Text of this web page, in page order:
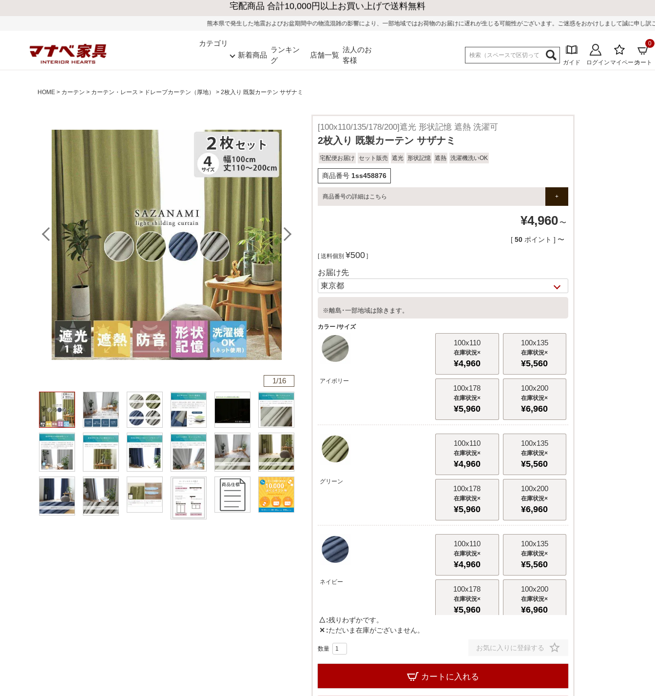
大型家具の送料・設置無料（※当社エリア）
熊本県で発生した地震およびお盆期間中の物流混雑の影響により、一部地域ではお荷物のお届けに遅れが生じる可能性がございます。ご迷惑をおかけしまして誠に申し訳ございません。
カテゴリ
新着商品
ランキン
グ
店舗一覧
法人のお
客様
ガイド ログイン マイページカート
0
HOME カーテン カーテン・レース ドレープカーテン（厚地） 2枚入り 既製カーテン サザナミ
1/16 2/16
[100x110/135/178/200]遮光 形状記憶 遮熱 洗濯可
2枚入り 既製カーテン サザナミ
宅配便お届け セット販売 遮光 形状記憶 遮熱 洗濯機洗いOK
商品番号 1ss458876
商品番号の詳細はこちら
¥4,960 〜
[ 50 ポイント ] 〜
送料個別 ¥500
お届け先
※離島･一部地域は除きます。
カラー サイズ
アイボリー
100x110
×
¥4,960
100x135
×
¥5,560
100x178
×
¥5,960
100x200
×
¥6,960
グリーン
100x110
×
¥4,960
100x135
×
¥5,560
100x178
×
¥5,960
100x200
×
¥6,960
ネイビー
100x110
×
¥4,960
100x135
×
¥5,560
100x178
×
¥5,960
100x200
×
¥6,960
100x110
¥4,960
100x135
¥5,560
100x178 100x200
△ 残りわずかです。
✕ ただいま在庫がございません。
お気に入りに登録する
カートに入れる